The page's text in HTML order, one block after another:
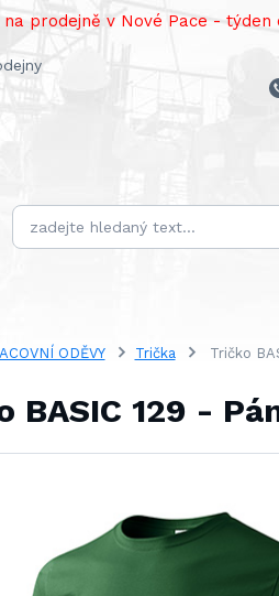
prodejně v Nové Pace - týden
ODĚVY Trička Tričko
BASIC 129 -